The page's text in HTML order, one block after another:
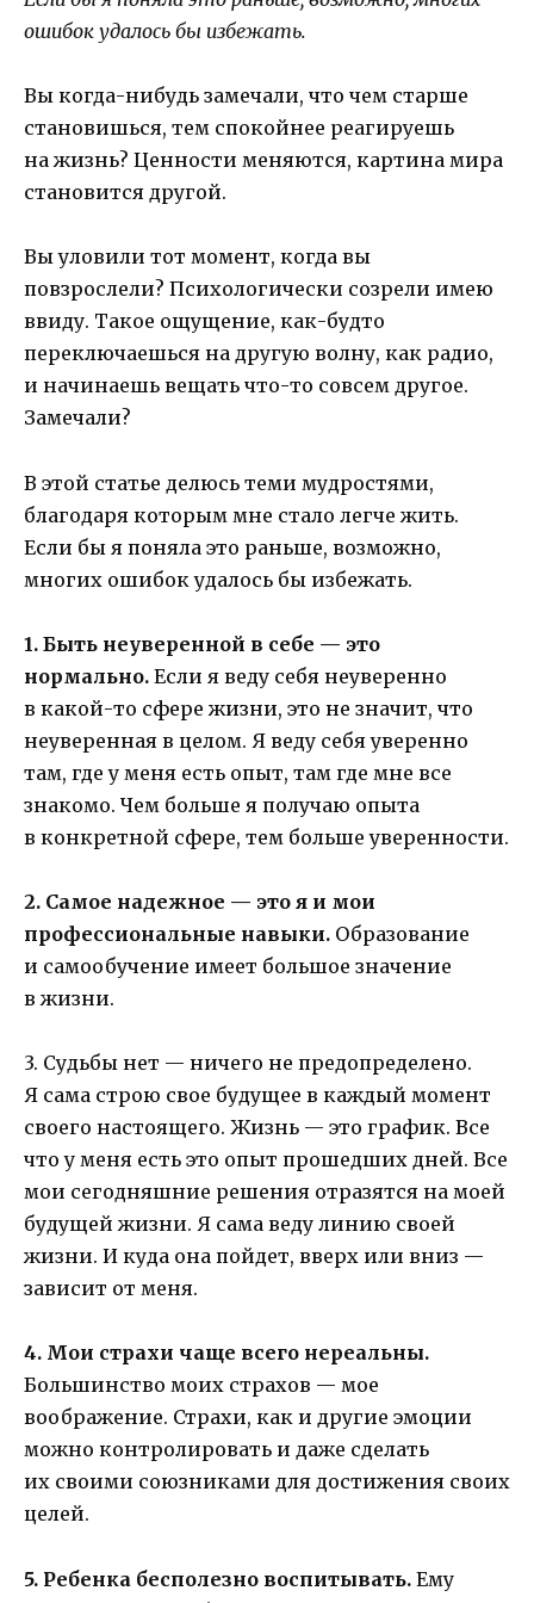
ошибок удалось бы избежать.
Вы когда-нибудь замечали, что чем старше
становишься, тем спокойнее реагируешь
на жизнь? Ценности меняются, картина мира
становится другой.
Вы уловили тот момент, когда вы
повзрослели? Психологически созрели имею
ввиду. Такое ощущение, как-будто
переключаешься на другую волну, как радио,
и начинаешь вещать что-то совсем другое.
Замечали?
В этой статье делюсь теми мудростями,
благодаря которым мне стало легче жить.
Если бы я поняла это раньше, возможно,
многих ошибок удалось бы избежать.
1. Быть неуверенной в себе — это
нормально. Если я веду себя неуверенно
в какой-то сфере жизни, это не значит, что
неуверенная в целом. Я веду себя уверенно
там, где у меня есть опыт, там где мне все
знакомо. Чем больше я получаю опыта
в конкретной сфере, тем больше уверенности.
2. Самое надежное — это я и мои
профессиональные навыки. Образование
и самообучение имеет большое значение
в жизни.
3. Судьбы нет — ничего не предопределено.
Я сама строю свое будущее в каждый момент
своего настоящего. Жизнь — это график. Все
что у меня есть это опыт прошедших дней. Все
мои сегодняшние решения отразятся на моей
будущей жизни. Я сама веду линию своей
жизни. И куда она пойдет, вверх или вниз —
зависит от меня.
4. Мои страхи чаще всего нереальны.
Большинство моих страхов — мое
воображение. Страхи, как и другие эмоции
можно контролировать и даже сделать
их своими союзниками для достижения своих
целей.
5. Ребенка бесполезно воспитывать. Ему